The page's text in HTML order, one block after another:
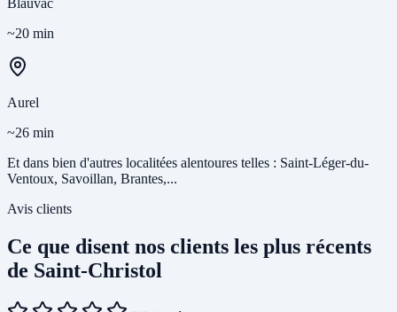
Blauvac
~20 min
Aurel
~26 min
Et dans bien d'autres localitées alentoures telles : Saint-Léger-du-
Ventoux, Savoillan, Brantes,...
Avis clients
Ce que disent nos clients les plus récents
de Saint-Christol